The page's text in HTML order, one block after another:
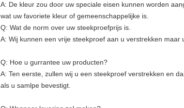
A: De kleur zou door uw speciale eisen kunnen worden
wat uw favoriete kleur of gemeenschappelijke is.
Q: Wat de norm over uw steekproefprijs is.
A: Wij kunnen een vrije steekproef aan u verstrekken maar
Q: Hoe u gurrantee uw producten?
A: Ten eerste, zullen wij u een steekproef verstrekken en
als u samlpe bevestigt.